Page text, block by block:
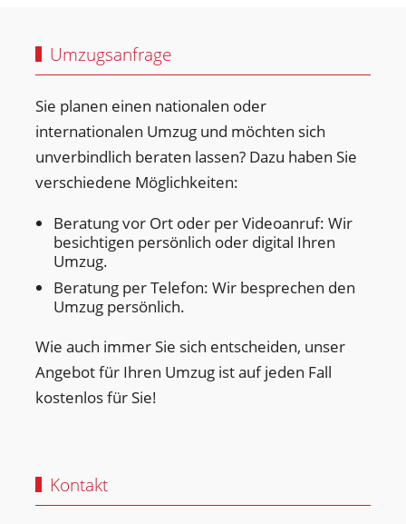
Umzugsanfrage
Sie planen einen nationalen oder
internationalen Umzug und möchten sich
unverbindlich beraten lassen? Dazu haben Sie
verschiedene Möglichkeiten:
Beratung vor Ort oder per Videoanruf: Wir
besichtigen persönlich oder digital Ihren
Umzug.
Beratung per Telefon: Wir besprechen den
Umzug persönlich.
Wie auch immer Sie sich entscheiden, unser
Angebot für Ihren Umzug ist auf jeden Fall
kostenlos für Sie!
Kontakt